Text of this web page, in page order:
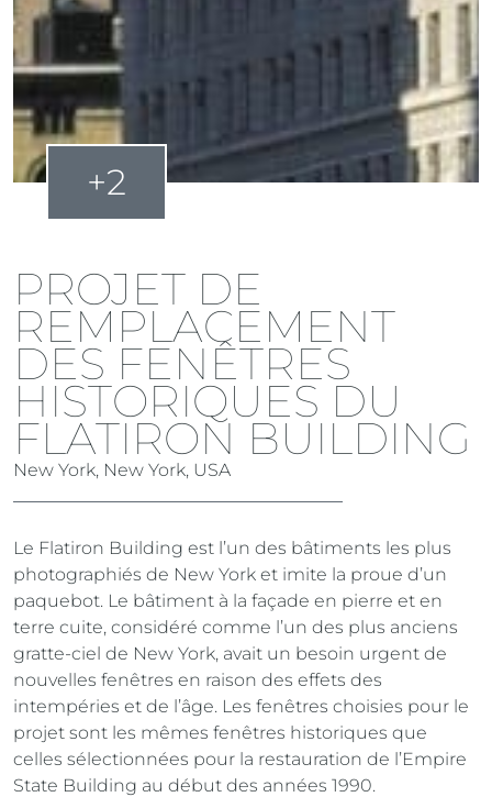
+2
PROJET DE
REMPLACEMENT
DES FENÊTRES
HISTORIQUES DU
FLATIRON BUILDING
New York, New York, USA
Le Flatiron Building est l’un des bâtiments les plus
photographiés de New York et imite la proue d’un
paquebot. Le bâtiment à la façade en pierre et en
terre cuite, considéré comme l’un des plus anciens
gratte-ciel de New York, avait un besoin urgent de
nouvelles fenêtres en raison des effets des
intempéries et de l’âge. Les fenêtres choisies pour le
projet sont les mêmes fenêtres historiques que
celles sélectionnées pour la restauration de l’Empire
State Building au début des années 1990.